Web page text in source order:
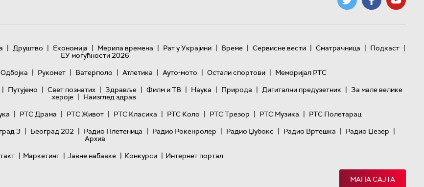
| Друштво | Економија | Мерила времена | Рат у Украјини | Време | Сервисне вести | Сматрачница | Подкаст |
ЕУ могућности 2026
Одбојка | Рукомет | Ватерполо | Атлетика | Ауто-мото | Остали спортови | Меморијал РТС
| Путујемо | Свет познатих | Здравље | Филм и ТВ | Наука | Природа | Дигитални предузетник | За мале велике
хероје | Наизглед здрав
| РТС Драма | РТС Живот | РТС Класика | РТС Коло | РТС Трезор | РТС Музика | РТС Полетарац
3 | Београд 202 | Радио Плетеница | Радио Рокенролер | Радио Џубокс | Радио Вртешка | Радио Џезер |
Архив
| Маркетинг | Јавне набавке | Конкурси | Интернет портал
МАПА САЈТА